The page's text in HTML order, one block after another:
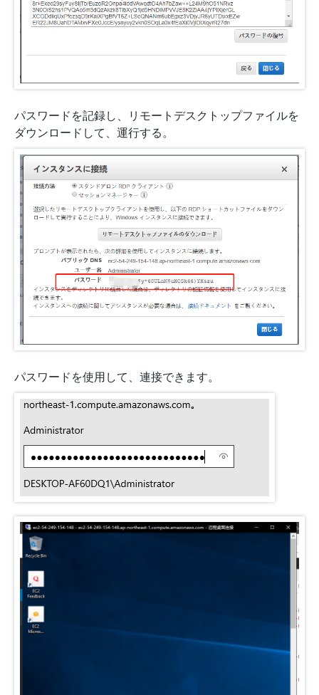
パスワードを記録し、リモートデスクトップファイルを
ダウンロードして、運行する。
パスワードを使用して、連接できます。